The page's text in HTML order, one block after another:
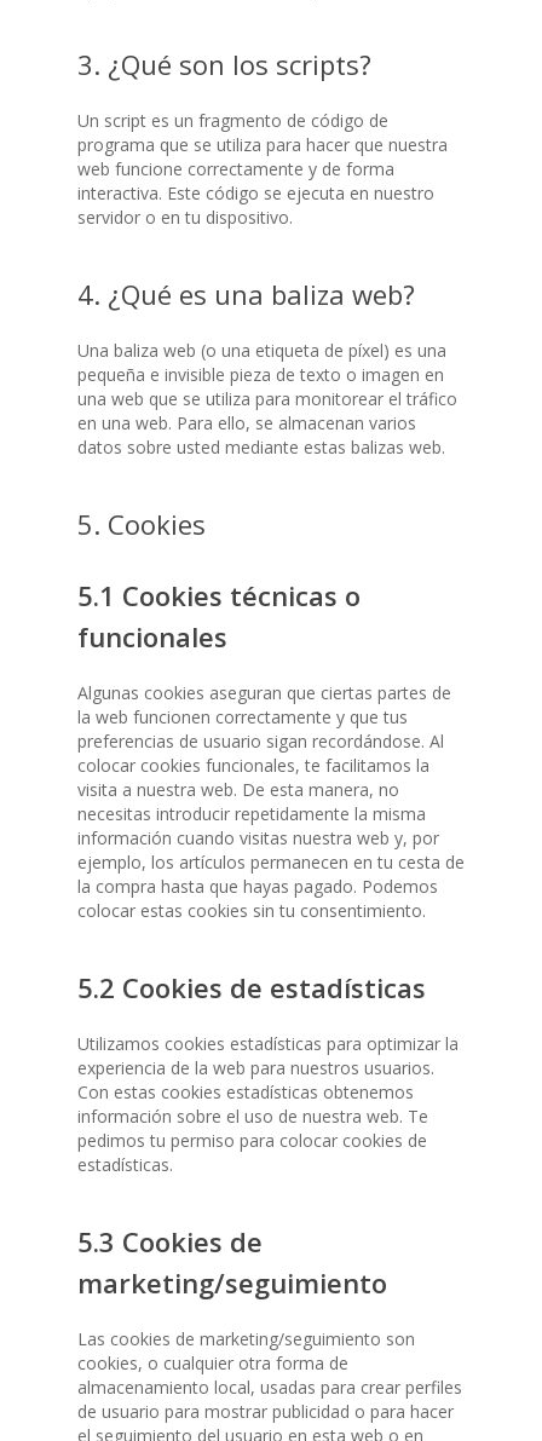
3. ¿Qué son los scripts?
Un script es un fragmento de código de
programa que se utiliza para hacer que nuestra
web funcione correctamente y de forma
interactiva. Este código se ejecuta en nuestro
servidor o en tu dispositivo.
4. ¿Qué es una baliza web?
Una baliza web (o una etiqueta de píxel) es una
pequeña e invisible pieza de texto o imagen en
una web que se utiliza para monitorear el tráfico
en una web. Para ello, se almacenan varios
datos sobre usted mediante estas balizas web.
5. Cookies
5.1 Cookies técnicas o
funcionales
Algunas cookies aseguran que ciertas partes de
la web funcionen correctamente y que tus
preferencias de usuario sigan recordándose. Al
colocar cookies funcionales, te facilitamos la
visita a nuestra web. De esta manera, no
necesitas introducir repetidamente la misma
información cuando visitas nuestra web y, por
ejemplo, los artículos permanecen en tu cesta de
la compra hasta que hayas pagado. Podemos
colocar estas cookies sin tu consentimiento.
5.2 Cookies de estadísticas
Utilizamos cookies estadísticas para optimizar la
experiencia de la web para nuestros usuarios.
Con estas cookies estadísticas obtenemos
información sobre el uso de nuestra web. Te
pedimos tu permiso para colocar cookies de
estadísticas.
5.3 Cookies de
marketing/seguimiento
Las cookies de marketing/seguimiento son
cookies, o cualquier otra forma de
almacenamiento local, usadas para crear perfiles
de usuario para mostrar publicidad o para hacer
el seguimiento del usuario en esta web o en